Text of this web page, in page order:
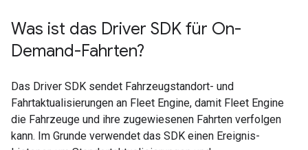
Was ist das Driver SDK für On-
Demand-Fahrten?
Das Driver SDK sendet Fahrzeugstandort- und
Fahrtaktualisierungen an Fleet Engine, damit Fleet Engine
die Fahrzeuge und ihre zugewiesenen Fahrten verfolgen
kann. Im Grunde verwendet das SDK einen Ereignis-